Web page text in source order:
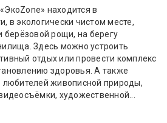
находится в
в экологически чистом месте,
берёзовой рощи, на берегу
Здесь можно устроить
отдых или провести комплекс
здоровья. А также
любителей живописной природы,
художественной...